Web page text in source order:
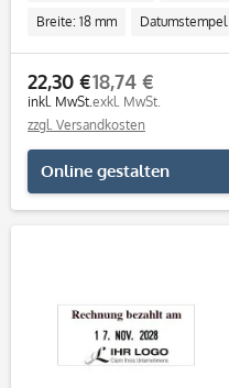
Breite: 18 mm Datumstempel
22,30 €
inkl. MwSt.
18,74 €
exkl. MwSt.
zzgl. Versandkosten
Online gestalten